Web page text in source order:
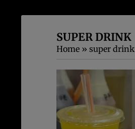
SUPER DRINK
Home » super drink